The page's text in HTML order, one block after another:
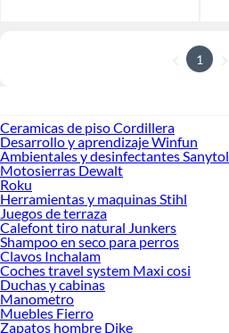
1
Ceramicas de piso Cordillera
Desarrollo y aprendizaje Winfun
Ambientales y desinfectantes Sanytol
Motosierras Dewalt
Roku
Herramientas y maquinas Stihl
Juegos de terraza
Calefont tiro natural Junkers
Shampoo en seco para perros
Clavos Inchalam
Coches travel system Maxi cosi
Duchas y cabinas
Manometro
Muebles Fierro
Zapatos hombre Dike